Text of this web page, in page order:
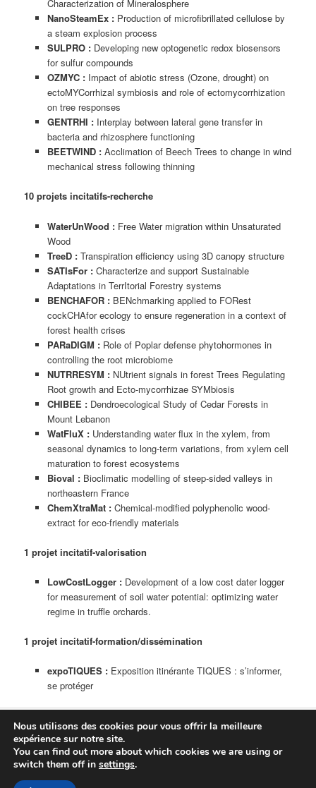
Characterization of Mineralosphere
NanoSteamEx :Production of microfibrillated cellulose by
a steam explosion process
SULPRO :Developing new optogenetic redox biosensors
for sulfur compounds
OZMYC :Impact of abiotic stress (Ozone, drought) on
ectoMYCorrhizal symbiosis and role of ectomycorrhization
on tree responses
GENTRHI :Interplay between lateral gene transfer in
bacteria and rhizosphere functioning
BEETWIND :Acclimation of Beech Trees to change in wind
mechanical stress following thinning
10 projets incitatifs-recherche
WaterUnWood :Free Water migration within Unsaturated
Wood
TreeD :Transpiration efficiency using 3D canopy structure
SATIsFor :Characterize and support Sustainable
Adaptations in TerrItorial Forestry systems
BENCHAFOR :BENchmarking applied to FORest
cockCHAfor ecology to ensure regeneration in a context of
forest health crises
PARaDIGM :Role of Poplar defense phytohormones in
controlling the root microbiome
NUTRRESYM :NUtrient signals in forest Trees Regulating
Root growth and Ecto-mycorrhizae SYMbiosis
CHIBEE :Dendroecological Study of Cedar Forests in
Mount Lebanon
WatFluX :Understanding water flux in the xylem, from
seasonal dynamics to long-term variations, from xylem cell
maturation to forest ecosystems
Bioval :Bioclimatic modelling of steep-sided valleys in
northeastern France
ChemXtraMat :Chemical-modified polyphenolic wood-
extract for eco-friendly materials
1 projet incitatif-valorisation
LowCostLogger :Development of a low cost dater logger
for measurement of soil water potential: optimizing water
regime in truffle orchards.
1 projet incitatif-formation/dissémination
expoTIQUES :Exposition itinérante TIQUES : s’informer,
se protéger
Fièrement propulsé par WordPress
Connexion
Nous utilisons des cookies pour vous offrir la meilleure
expérience sur notre site.
You can find out more about which cookies we are using or
switch them off in settings.